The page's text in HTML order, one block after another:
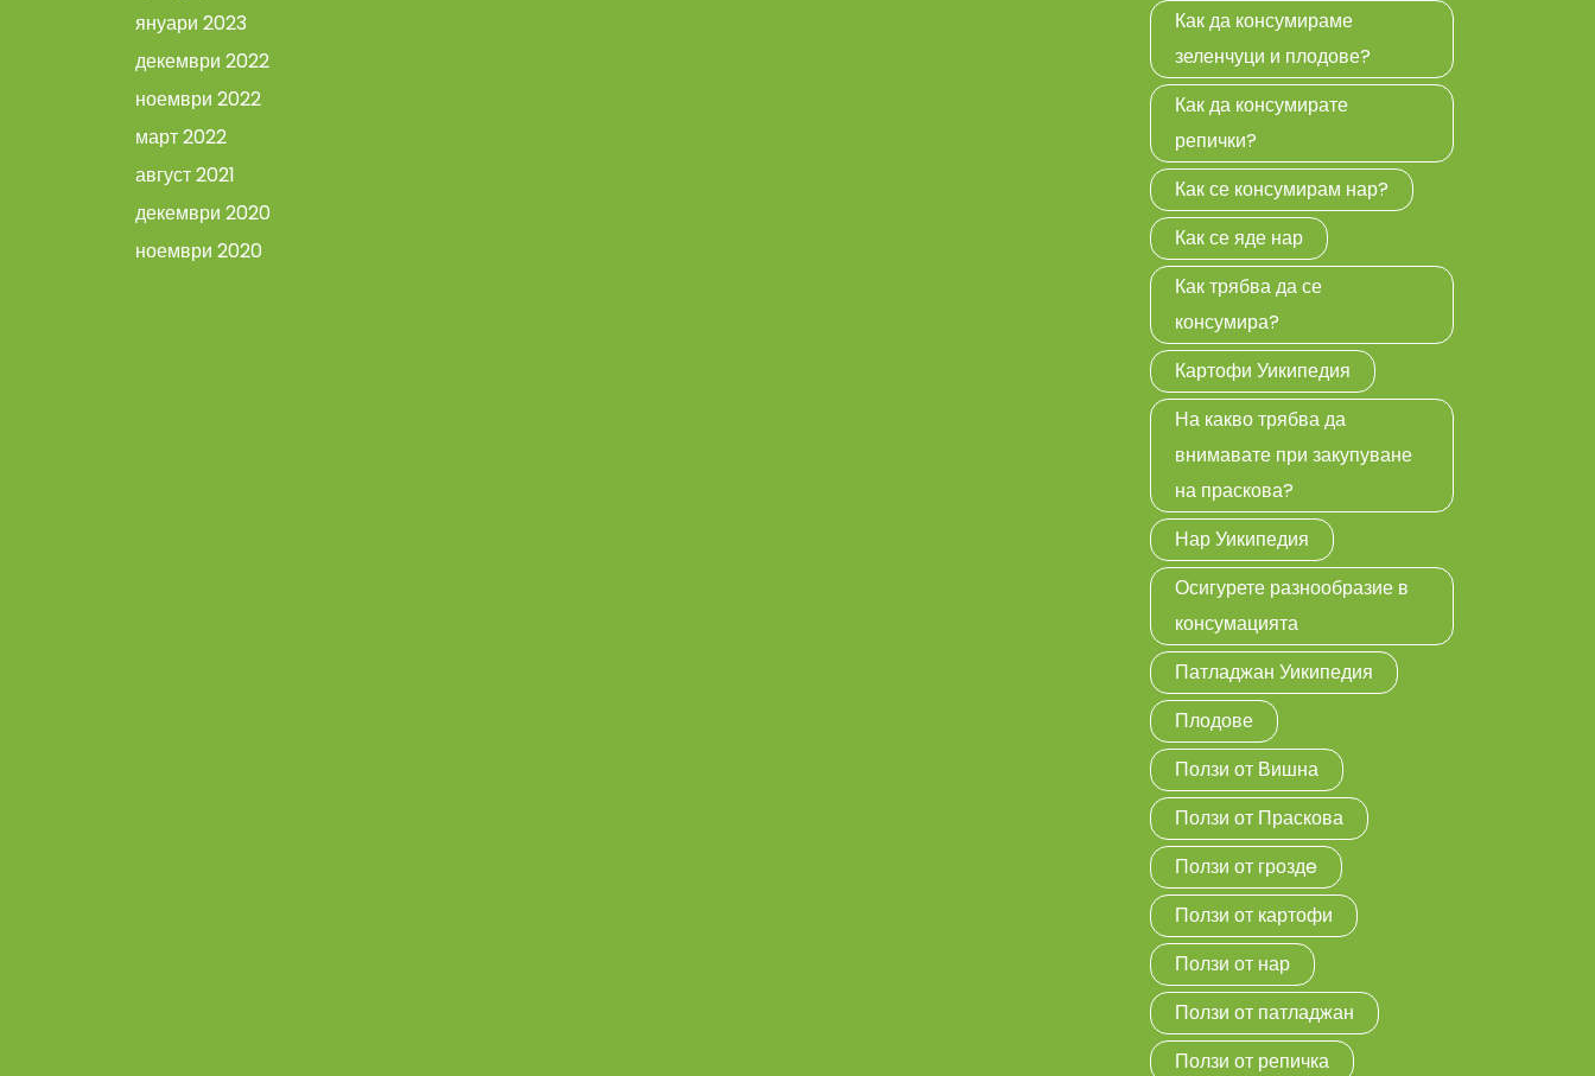
януари 2023
декември 2022
ноември 2022
март 2022
август 2021
декември 2020
ноември 2020
Как да консумираме
зеленчуци и плодове?
Как да консумирате
репички?
Как се консумирам нар?
Как се яде нар
Как трябва да се
консумира?
Картофи Уикипедия
На какво трябва да
внимавате при закупуване
на праскова?
Нар Уикипедия
Осигурете разнообразие в
консумацията
Патладжан Уикипедия
Плодове
Ползи от Вишна
Ползи от Праскова
Ползи от гроздe
Ползи от картофи
Ползи от нар
Ползи от патладжан
Ползи от репичка